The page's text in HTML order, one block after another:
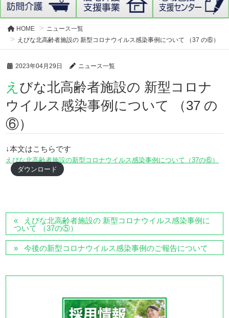
HOME
ニュース一覧
えびな北高齢者施設の 新型コロナウイルス感染事例について （37 の⑥）
2023年04月29日 ニュース一覧
えびな北高齢者施設の 新型コロナ
ウイルス感染事例について （37 の
⑥）
↓本文はこちらです
えびな北高齢者施設の新型コロナウイルス感染事例について（37の⑥）
ダウンロード
えびな北高齢者施設の 新型コロナウイルス感染事例に
ついて （37の⑤）
今後の新型コロナウイルス感染事例のご報告について